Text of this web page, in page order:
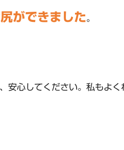
ができました。
安心してください。私もよく